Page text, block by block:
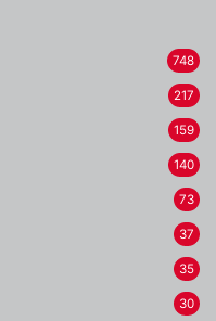
748
217
159
140
73
37
35
30